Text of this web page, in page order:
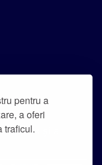
pentru a
a oferi
traficul.
de sex și a